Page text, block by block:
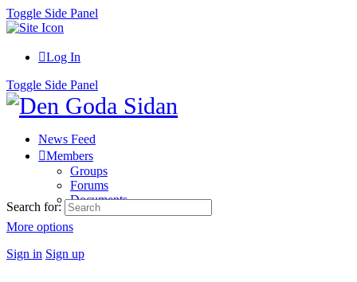
Toggle Side Panel
Log In
Toggle Side Panel
News Feed
Members
Groups
Forums
Documents
More options
Sign in Sign up
Search for: